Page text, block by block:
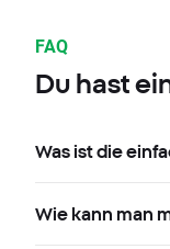
FAQ
Du hast
Was ist die
Wie kann man